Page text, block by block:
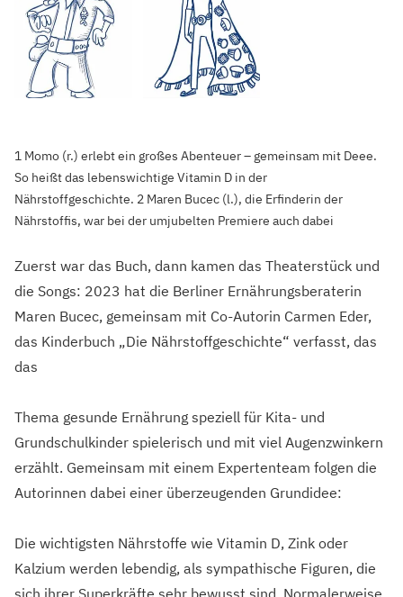
1 Momo (r.) erlebt ein großes Abenteuer – gemeinsam mit Deee.
So heißt das lebenswichtige Vitamin D in der
Nährstoffgeschichte. 2 Maren Bucec (l.), die Erfinderin der
Nährstoffis, war bei der umjubelten Premiere auch dabei
Zuerst war das Buch, dann kamen das Theaterstück und
die Songs: 2023 hat die Berliner Ernährungsberaterin
Maren Bucec, gemeinsam mit Co-Autorin Carmen Eder,
das Kinderbuch „Die Nährstoffgeschichte“ verfasst, das
das
Thema gesunde Ernährung speziell für Kita- und
Grundschulkinder spielerisch und mit viel Augenzwinkern
erzählt. Gemeinsam mit einem Expertenteam folgen die
Autorinnen dabei einer überzeugenden Grundidee:
Die wichtigsten Nährstoffe wie Vitamin D, Zink oder
Kalzium werden lebendig, als sympathische Figuren, die
sich ihrer Superkräfte sehr bewusst sind. Normalerweise